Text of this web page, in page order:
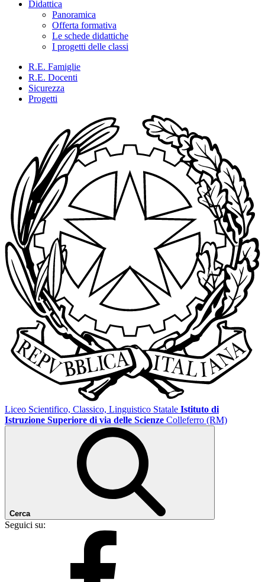
Didattica
Panoramica
Offerta formativa
Le schede didattiche
I progetti delle classi
R.E. Famiglie
R.E. Docenti
Sicurezza
Progetti
Liceo Scientifico, Classico, Linguistico Statale Istituto di
Istruzione Superiore di via delle Scienze Colleferro (RM)
Cerca
Seguici su: